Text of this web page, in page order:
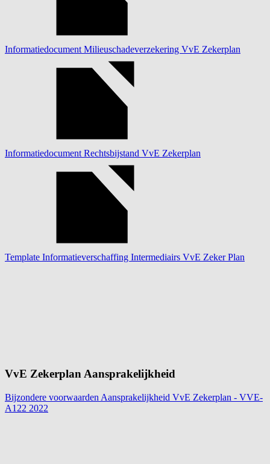
Informatiedocument Milieuschadeverzekering VvE Zekerplan
Informatiedocument Rechtsbijstand VvE Zekerplan
Template Informatieverschaffing Intermediairs VvE Zeker Plan
VvE Zekerplan Aansprakelijkheid
Bijzondere voorwaarden Aansprakelijkheid VvE Zekerplan - VVE-
A122 2022